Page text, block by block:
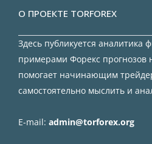
О ПРОЕКТЕ TORFOREX
Здесь публикуется аналитика
примерами Форекс прогнозов
помогает начинающим
самостоятельно мыслить и
E-mail: admin@torforex.org